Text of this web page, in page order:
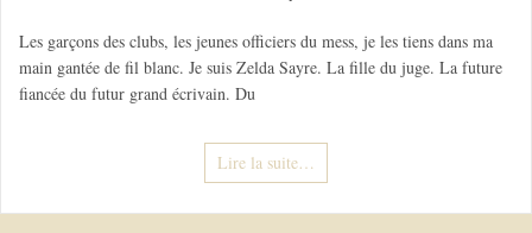
Les garçons des clubs, les jeunes officiers du mess, je les tiens dans ma
main gantée de fil blanc. Je suis Zelda Sayre. La fille du juge. La future
fiancée du futur grand écrivain. Du
Lire la suite…